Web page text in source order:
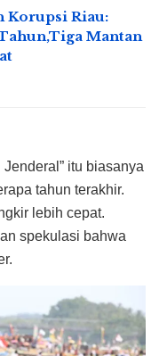
Korupsi Riau:
Mantan
itu biasanya
tahun terakhir.
lebih cepat.
spekulasi bahwa